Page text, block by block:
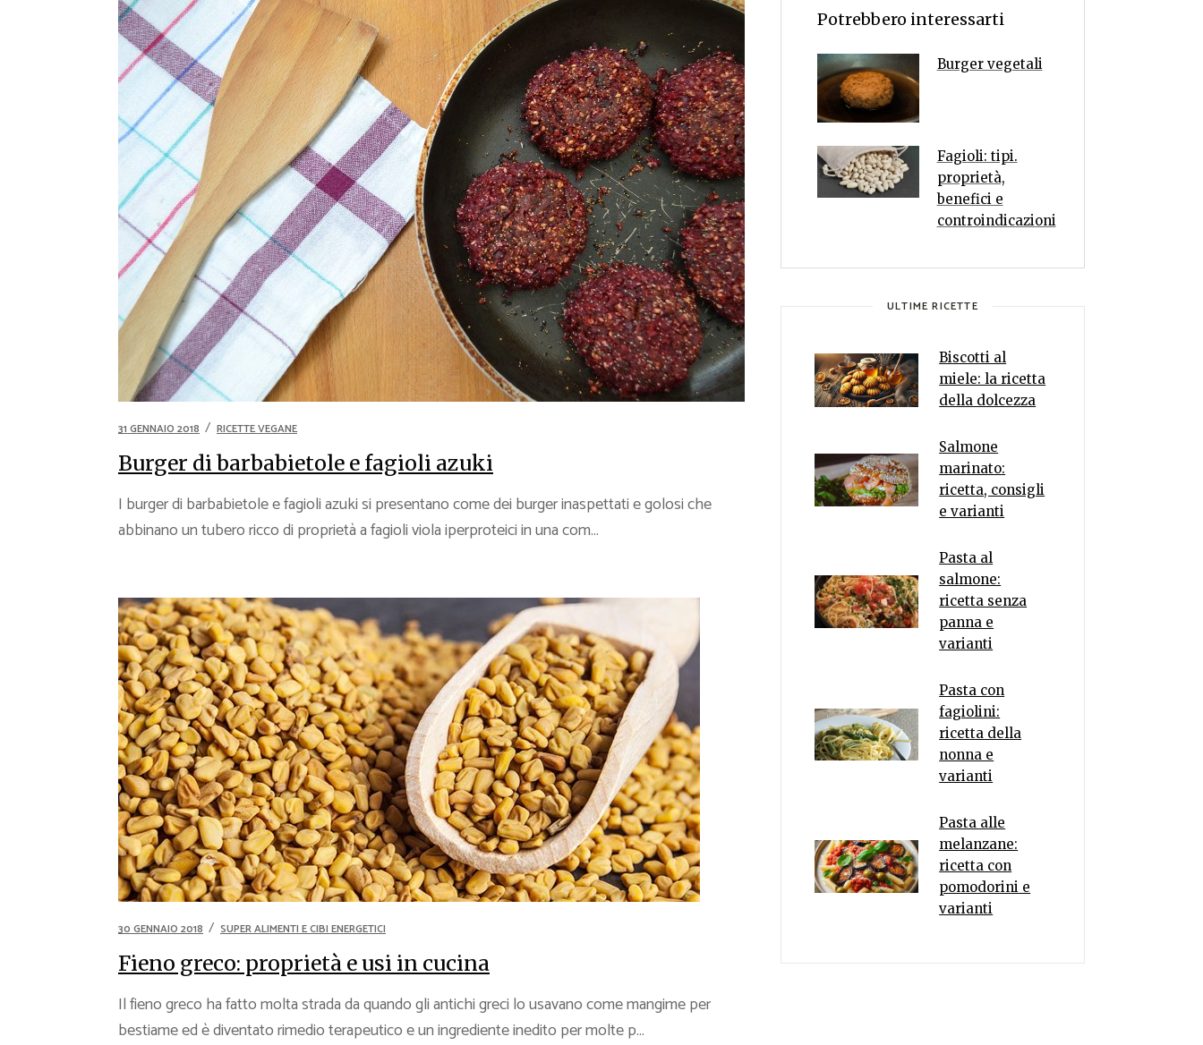
Ricette Piatti unici
Ricette Pesce
Video Ricette
Ricette per Ingrediente
31 GENNAIO 2018 RICETTE VEGANE
Burger di barbabietole e fagioli azuki
I burger di barbabietole e fagioli azuki si presentano come dei burger inaspettati e golosi che
abbinano un tubero ricco di proprietà a fagioli viola iperproteici in una com...
30 GENNAIO 2018 SUPER ALIMENTI E CIBI ENERGETICI
Fieno greco: proprietà e usi in cucina
Il fieno greco ha fatto molta strada da quando gli antichi greci lo usavano come mangime per
bestiame ed è diventato rimedio terapeutico e un ingrediente inedito per molte p...
Potrebbero interessarti
Burger vegetali
Fagioli: tipi.
proprietà,
benefici e
controindicazioni
ULTIME RICETTE
Biscotti al
miele: la ricetta
della dolcezza
Salmone
marinato:
ricetta, consigli
e varianti
Pasta al
salmone:
ricetta senza
panna e
varianti
Pasta con
fagiolini:
ricetta della
nonna e
varianti
Pasta alle
melanzane:
ricetta con
pomodorini e
varianti